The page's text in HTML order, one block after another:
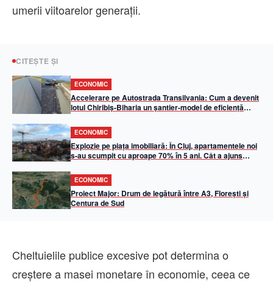
umerii viitoarelor generaţii.
CITEȘTE ȘI
ECONOMIC
Accelerare pe Autostrada Transilvania: Cum a devenit
lotul Chiribiș-Biharia un șantier-model de eficiență
ECONOMIC
Explozie pe piața imobiliară: În Cluj, apartamentele noi
s-au scumpit cu aproape 70% în 5 ani. Cât a ajuns
ECONOMIC
Proiect Major: Drum de legătură între A3, Florești și
Centura de Sud
Cheltuielile publice excesive pot determina o
creştere a masei monetare în economie, ceea ce